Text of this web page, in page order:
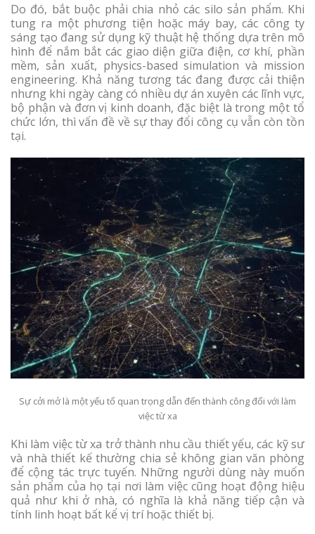
Do đó, bắt buộc phải chia nhỏ các silo sản phẩm. Khi
tung ra một phương tiện hoặc máy bay, các công ty
sáng tạo đang sử dụng kỹ thuật hệ thống dựa trên mô
hình để nắm bắt các giao diện giữa điện, cơ khí, phần
mềm, sản xuất, physics-based simulation và mission
engineering. Khả năng tương tác đang được cải thiện
nhưng khi ngày càng có nhiều dự án xuyên các lĩnh vực,
bộ phận và đơn vị kinh doanh, đặc biệt là trong một tổ
chức lớn, thì vấn đề về sự thay đổi công cụ vẫn còn tồn
tại.
Sự cởi mở là một yếu tố quan trọng dẫn đến thành công đối với làm
việc từ xa
Khi làm việc từ xa trở thành nhu cầu thiết yếu, các kỹ sư
và nhà thiết kế thường chia sẻ không gian văn phòng
để cộng tác trực tuyến. Những người dùng này muốn
sản phẩm của họ tại nơi làm việc cũng hoạt động hiệu
quả như khi ở nhà, có nghĩa là khả năng tiếp cận và
tính linh hoạt bất kể vị trí hoặc thiết bị.